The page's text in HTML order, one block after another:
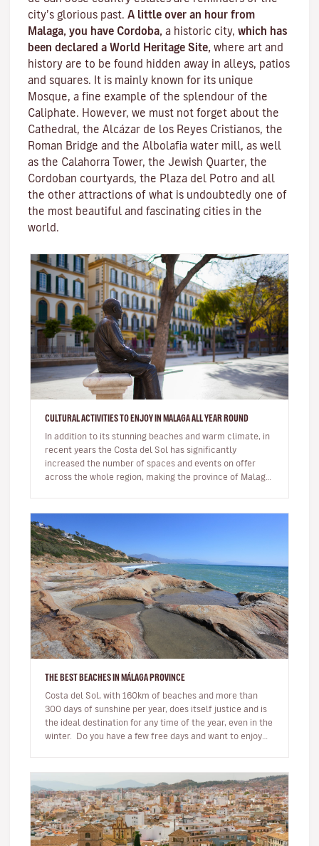
city’s glorious past. A little over an hour from
Malaga, you have Cordoba, a historic city, which has
been declared a World Heritage Site, where art and
history are to be found hidden away in alleys, patios
and squares. It is mainly known for its unique
Mosque, a fine example of the splendour of the
Caliphate. However, we must not forget about the
Cathedral, the Alcázar de los Reyes Cristianos, the
Roman Bridge and the Albolafia water mill, as well
as the Calahorra Tower, the Jewish Quarter, the
Cordoban courtyards, the Plaza del Potro and all
the other attractions of what is undoubtedly one of
the most beautiful and fascinating cities in the
world.
CULTURAL ACTIVITIES TO ENJOY IN MALAGA ALL YEAR ROUND
In addition to its stunning beaches and warm climate, in
recent years the Costa del Sol has significantly
increased the number of spaces and events on offer
across the whole region, making the province of Malaga
THE BEST BEACHES IN MÁLAGA PROVINCE
Costa del Sol, with 160km of beaches and more than
300 days of sunshine per year, does itself justice and is
the ideal destination for any time of the year, even in the
winter. Do you have a few free days and want to enjoy